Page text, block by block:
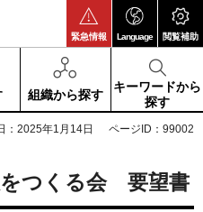
緊急情報 Language 閲覧補助
組織から探す
キーワードから
探す
：2025年1月14日 ページID：99002
をつくる会 要望書